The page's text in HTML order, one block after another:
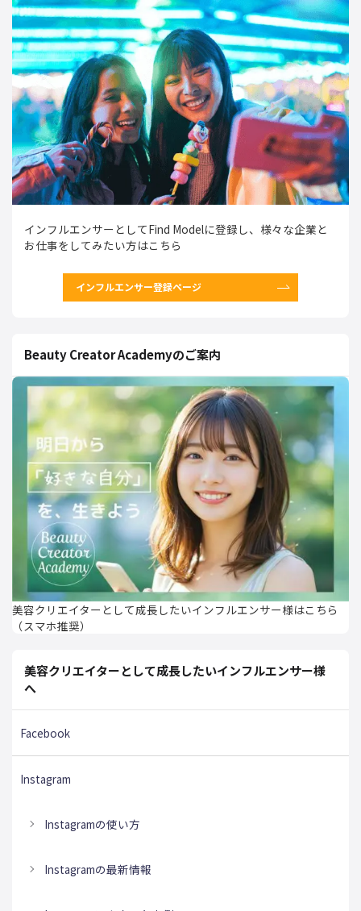
インフルエンサーとしてFind Modelに登録し、様々な企業と
お仕事をしてみたい方はこちら
インフルエンサー登録ページ
Beauty Creator Academyのご案内
美容クリエイターとして成長したいインフルエンサー様はこちら
（スマホ推奨）
美容クリエイターとして成長したいインフルエンサー様
へ
Facebook
Instagram
Instagramの使い方
Instagramの最新情報